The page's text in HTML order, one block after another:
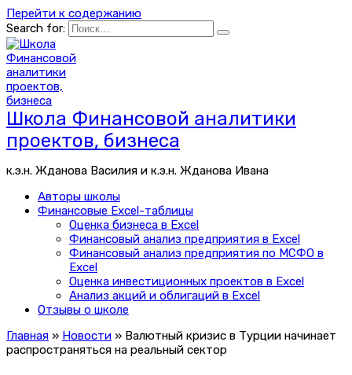
Перейти к содержанию
Search for:
Школа Финансовой аналитики
проектов, бизнеса
к.э.н. Жданова Василия и к.э.н. Жданова Ивана
Авторы школы
Финансовые Excel-таблицы
Оценка бизнеса в Excel
Финансовый анализ предприятия в Excel
Финансовый анализ предприятия по МСФО в
Excel
Оценка инвестиционных проектов в Excel
Анализ акций и облигаций в Excel
Отзывы о школе
Главная » Новости » Валютный кризис в Турции начинает
распространяться на реальный сектор